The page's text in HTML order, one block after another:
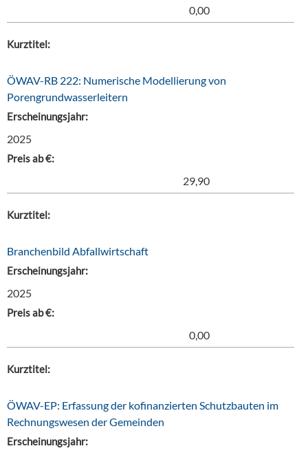
0,00
Kurztitel:
ÖWAV-RB 222: Numerische Modellierung von
Porengrundwasserleitern
Erscheinungsjahr:
2025
Preis ab €:
29,90
Kurztitel:
Branchenbild Abfallwirtschaft
Erscheinungsjahr:
2025
Preis ab €:
0,00
Kurztitel:
ÖWAV-EP: Erfassung der kofinanzierten Schutzbauten im
Rechnungswesen der Gemeinden
Erscheinungsjahr: